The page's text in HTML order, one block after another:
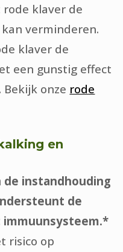
klaver de
verminderen.
klaver de
een gunstig effect
onze rode
en
de instandhouding
de
risico op